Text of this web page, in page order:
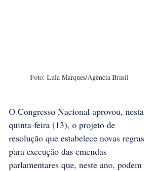
Foto: Lula Marques/Agência Brasil
O Congresso Nacional aprovou, nesta
quinta-feira (13), o projeto de
resolução que estabelece novas regras
para execução das emendas
parlamentares que, neste ano, podem